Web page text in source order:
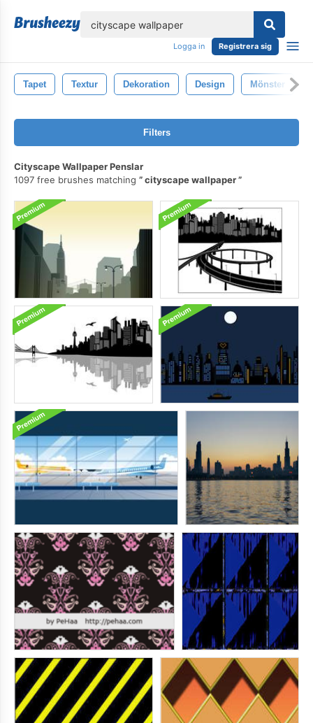
Logga in Registrera sig
Tapet Textur Dekoration Design Mönster
Filters
Cityscape Wallpaper Penslar
1097 free brushes matching
cityscape wallpaper